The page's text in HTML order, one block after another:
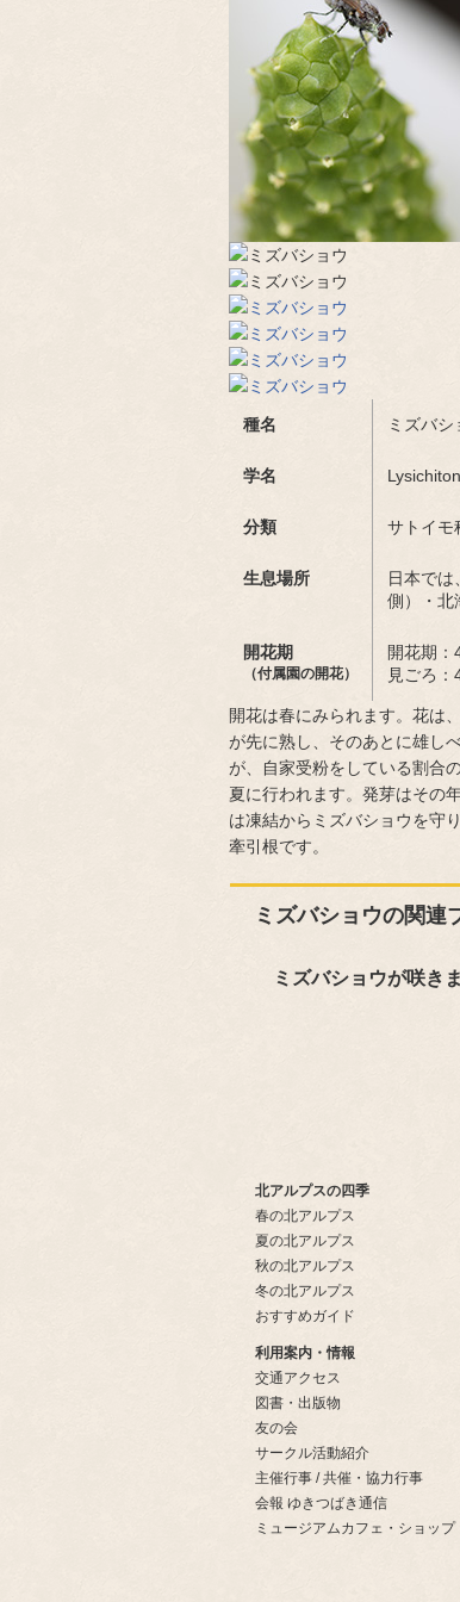
種名 ミズバシ
学名
分類 サトイモ
生息場所
日本で
側）・北
開花期
（付属園の開花）
開花期：
見ごろ：
開花は春にみられます。花は
が先に熟し、そのあとに雄し
が、自家受粉をしている割合
夏に行われます。発芽はその
は凍結からミズバショウを守
牽引根です。
ミズバショウの関連
ミズバショウが咲き
北アルプスの四季
春の北アルプス
夏の北アルプス
秋の北アルプス
冬の北アルプス
おすすめガイド
利用案内・情報
交通アクセス
図書・出版物
友の会
サークル活動紹介
主催行事 / 共催・協力行事
会報 ゆきつばき通信
ミュージアムカフェ・ショップ